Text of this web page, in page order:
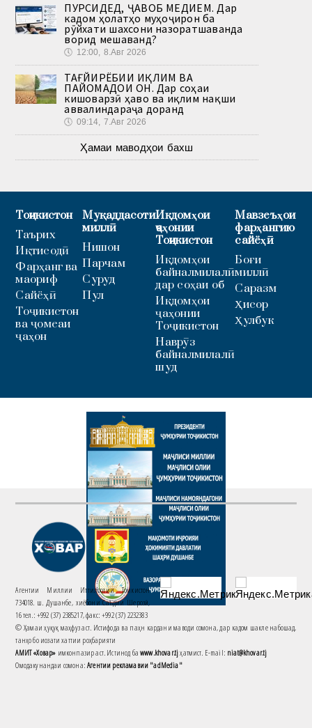
ПУРСИДЕД, ҶАВОБ МЕДИҲЕМ. Дар
кадом ҳолатҳо муҳоҷирон ба
рӯйхати шахсони назоратшаванда
ворид мешаванд?
🕔 12:00, 8.Авг 2026
ТАҒЙИРЁБИИ ИҚЛИМ ВА
ПАЙОМАДҲОИ ОН. Дар соҳаи
кишоварзӣ ҳаво ва иқлим нақши
аввалиндараҷа доранд
🕔 09:14, 7.Авг 2026
Ҳамаи маводҳои бахш
Тоҷикистон
Таърих
Иқтисодӣ
Фарҳанг ва
маориф
Сайёҳӣ
Тоҷикистон
ва ҷомеаи
ҷаҳон
Муқаддасоти
миллӣ
Нишон
Парчам
Суруд
Пул
Иқдомҳои
ҷаҳонии
Тоҷикистон
Иқдомҳои
байналмилалӣ
дар соҳаи об
Иқдомҳои
ҷаҳонии
Тоҷикистон
Наврӯз
байналмилалӣ
шуд
Мавзеъҳои
фарҳангию
сайёҳӣ
Боғи
миллӣ
Саразм
Ҳисор
Ҳулбук
Агентии Миллии Иттилоотии Тоҷикистон
734018. ш. Душанбе, хиёбони Саъдии Шерозӣ,
16 тел.: +992 (37) 2385217, факс: +992 (37) 2232383
© Ҳамаи ҳуқуқ маҳфуз аст. Истифода ва паҳн кардани маводи сомона, дар кадом шакле набошад,
танҳо бо иҷозати хаттии роҳбарияти
АМИТ «Ховар» имконпазир аст. Истинод баwww.khovar.tjҳатмист. E-mail: niat@khovar.tj
Омодакунандаи сомона:Агентии рекламавии "adMedia"